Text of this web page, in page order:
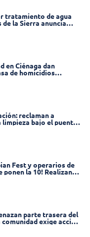
tratamiento de agua
de la Sierra anuncia
en Ciénaga dan
de homicidios
reclaman a
bajo el puente
11
Fest y operarios de
ponen la 10! Realizan
del Coliseo
parte trasera del
exige acción